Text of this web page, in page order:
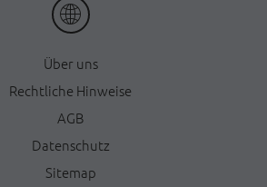
Über uns
Rechtliche Hinweise
AGB
Datenschutz
Sitemap